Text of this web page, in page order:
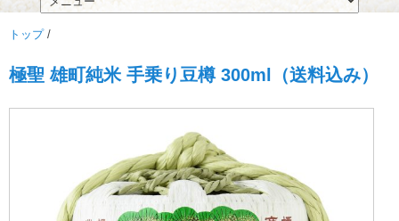
トップ/
極聖 雄町純米 手乗り豆樽 300ml（送料込み）